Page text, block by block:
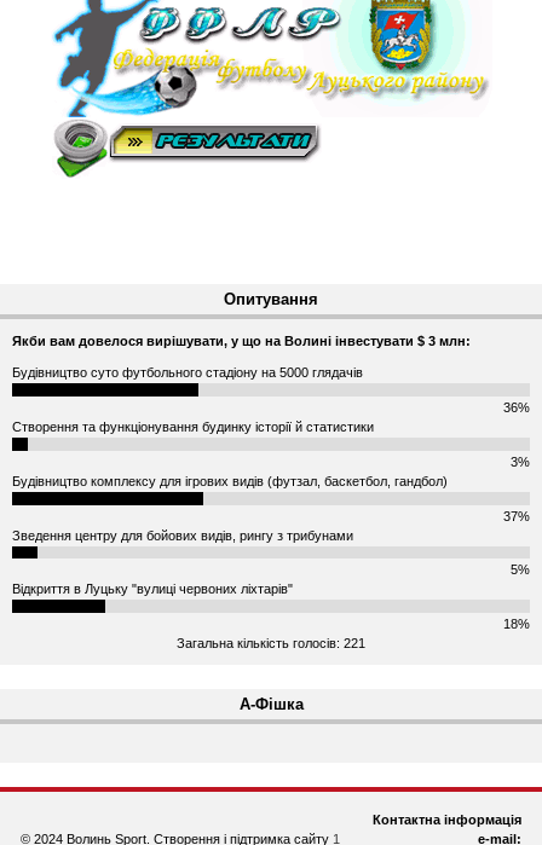
Опитування
Якби вам довелося вирішувати, у що на Волині інвестувати $ 3 млн:
Будівництво суто футбольного стадіону на 5000 глядачів
36%
Створення та функціонування будинку історії й статистики
3%
Будівництво комплексу для ігрових видів (футзал, баскетбол, гандбол)
37%
Зведення центру для бойових видів, рингу з трибунами
5%
Відкриття в Луцьку "вулиці червоних ліхтарів"
18%
Загальна кількість голосів: 221
А-Фішка
© 2024 Волинь Sport. Створення і підтримка сайту 1
Контактна інформація
e-mail: